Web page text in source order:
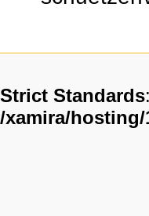
Strict Standards
/xamira/